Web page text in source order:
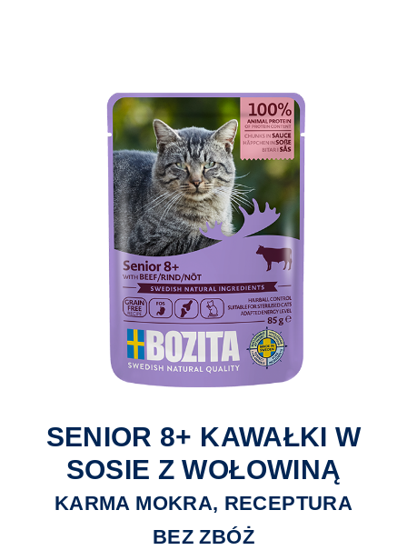
SENIOR 8+ KAWAŁKI W
SOSIE Z WOŁOWINĄ
KARMA MOKRA, RECEPTURA
BEZ ZBÓŻ